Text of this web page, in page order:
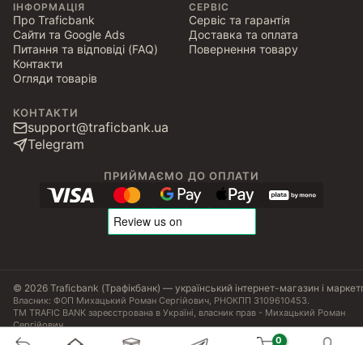
ІНФОРМАЦІЯ
Про Traficbank
Сайти та Google Ads
Питання та відповіді (FAQ)
Контакти
Огляди товарів
СЕРВІС
Сервіс та гарантія
Доставка та оплата
Повернення товару
КОНТАКТИ
support@traficbank.ua
Telegram
ПРИЙМАЄМО ДО ОПЛАТИ
© 2026 Traficbank (Трафікбанк) — український інтернет-магазин і
Власник: ФОП Михацький Роман Сергійович, РНОКПП 3109610453.
ТМ TRAFIC BANK зареєстрована в Україні, власник прав - Михацький Роман
Сергійович.